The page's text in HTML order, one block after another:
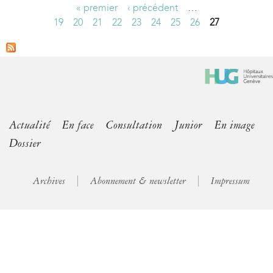
a
« premier ‹ précédent
…
19
20 21 22 23 24 25 26 27
Actualité En face Consultation Junior
En image
Dossier
Archives Abonnement & newsletter Impressum